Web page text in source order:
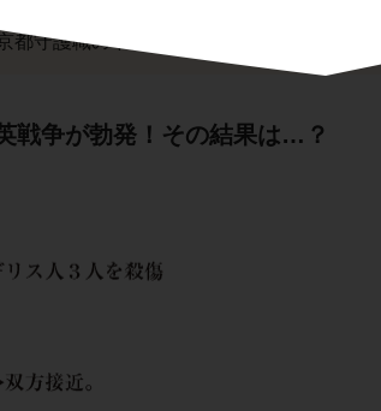
都守護職の下に置かれました。
戦争が勃発！その結果は…？